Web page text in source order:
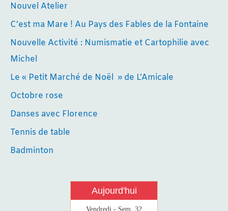
Nouvel Atelier
C’est ma Mare ! Au Pays des Fables de la Fontaine
Nouvelle Activité : Numismatie et Cartophilie avec
Michel
Le « Petit Marché de Noël » de L’Amicale
Octobre rose
Danses avec Florence
Tennis de table
Badminton
Aujourd'hui
Vendredi - Sem. 32